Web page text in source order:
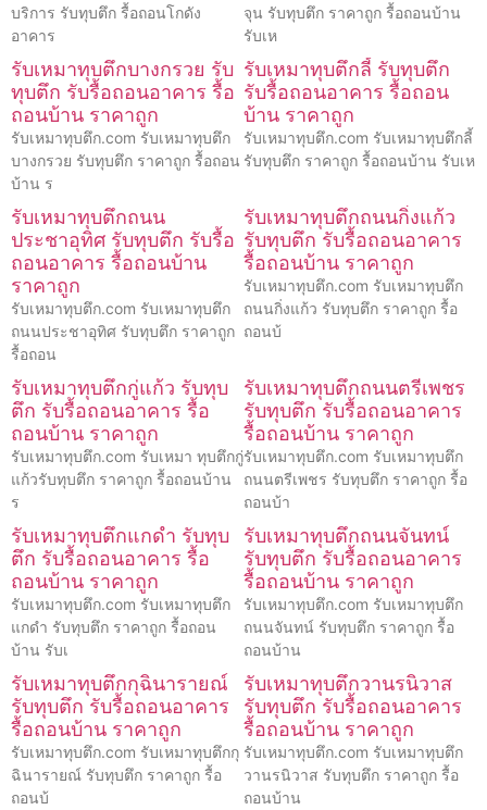
บริการ รับทุบตึก รื้อถอนโกดัง
อาคาร
จุน รับทุบตึก ราคาถูก รื้อถอนบ้าน
รับเห
รับเหมาทุบตึกบางกรวย รับ
ทุบตึก รับรื้อถอนอาคาร รื้อ
ถอนบ้าน ราคาถูก
รับเหมาทุบตึก.com รับเหมาทุบตึก
บางกรวย รับทุบตึก ราคาถูก รื้อถอน
บ้าน ร
รับเหมาทุบตึกลี้ รับทุบตึก
รับรื้อถอนอาคาร รื้อถอน
บ้าน ราคาถูก
รับเหมาทุบตึก.com รับเหมาทุบตึกลี้
รับทุบตึก ราคาถูก รื้อถอนบ้าน รับเห
รับเหมาทุบตึกถนน
ประชาอุทิศ รับทุบตึก รับรื้อ
ถอนอาคาร รื้อถอนบ้าน
ราคาถูก
รับเหมาทุบตึก.com รับเหมาทุบตึก
ถนนประชาอุทิศ รับทุบตึก ราคาถูก
รื้อถอน
รับเหมาทุบตึกถนนกิ่งแก้ว
รับทุบตึก รับรื้อถอนอาคาร
รื้อถอนบ้าน ราคาถูก
รับเหมาทุบตึก.com รับเหมาทุบตึก
ถนนกิ่งแก้ว รับทุบตึก ราคาถูก รื้อ
ถอนบ้
รับเหมาทุบตึกกู่แก้ว รับทุบ
ตึก รับรื้อถอนอาคาร รื้อ
ถอนบ้าน ราคาถูก
รับเหมาทุบตึก.com รับเหมา ทุบตึกกู่
แก้วรับทุบตึก ราคาถูก รื้อถอนบ้าน
ร
รับเหมาทุบตึกถนนตรีเพชร
รับทุบตึก รับรื้อถอนอาคาร
รื้อถอนบ้าน ราคาถูก
รับเหมาทุบตึก.com รับเหมาทุบตึก
ถนนตรีเพชร รับทุบตึก ราคาถูก รื้อ
ถอนบ้า
รับเหมาทุบตึกแกดำ รับทุบ
ตึก รับรื้อถอนอาคาร รื้อ
ถอนบ้าน ราคาถูก
รับเหมาทุบตึก.com รับเหมาทุบตึก
แกดำ รับทุบตึก ราคาถูก รื้อถอน
บ้าน รับเ
รับเหมาทุบตึกถนนจันทน์
รับทุบตึก รับรื้อถอนอาคาร
รื้อถอนบ้าน ราคาถูก
รับเหมาทุบตึก.com รับเหมาทุบตึก
ถนนจันทน์ รับทุบตึก ราคาถูก รื้อ
ถอนบ้าน
รับเหมาทุบตึกกุฉินารายณ์
รับทุบตึก รับรื้อถอนอาคาร
รื้อถอนบ้าน ราคาถูก
รับเหมาทุบตึก.com รับเหมาทุบตึกกุ
ฉินารายณ์ รับทุบตึก ราคาถูก รื้อ
ถอนบ้
รับเหมาทุบตึกวานรนิวาส
รับทุบตึก รับรื้อถอนอาคาร
รื้อถอนบ้าน ราคาถูก
รับเหมาทุบตึก.com รับเหมาทุบตึก
วานรนิวาส รับทุบตึก ราคาถูก รื้อ
ถอนบ้าน